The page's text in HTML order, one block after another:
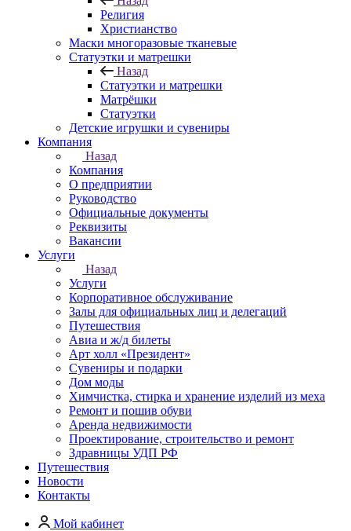
Религия
Христианство
Маски многоразовые тканевые
Статуэтки и матрешки
Назад
Статуэтки и матрешки
Матрёшки
Статуэтки
Детские игрушки и сувениры
Компания
Назад
Компания
О предприятии
Руководство
Официальные документы
Реквизиты
Вакансии
Услуги
Назад
Услуги
Корпоративное обслуживание
Залы для официальных лиц и делегаций
Путешествия
Авиа и ж/д билеты
Арт холл «Президент»
Сувениры и подарки
Дом моды
Химчистка, стирка и хранение изделий из меха
Ремонт и пошив обуви
Аренда недвижимости
Проектирование, строительство и ремонт
Здравницы УДП РФ
Путешествия
Новости
Контакты
Мой кабинет